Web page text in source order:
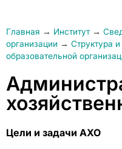
Главная → Институт→
организации → Структура
образовательной
Цели и задачи АХО